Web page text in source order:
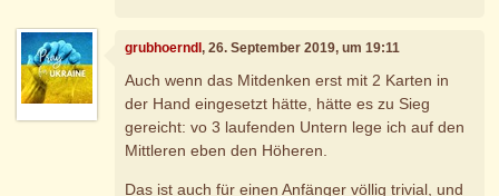
grubhoerndl, 26. September 2019, um 19:11
Auch wenn das Mitdenken erst mit 2 Karten in
der Hand eingesetzt hätte, hätte es zu Sieg
gereicht: vo 3 laufenden Untern lege ich auf den
Mittleren eben den Höheren.
Das ist auch für einen Anfänger völlig trivial, und